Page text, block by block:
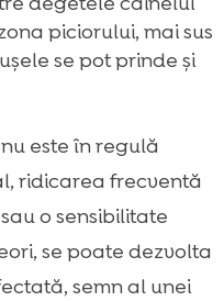
piciorului, mai sus
se pot prinde și
este în regulă
ridicarea frecventă
o sensibilitate
se poate dezvolta
semn al unei